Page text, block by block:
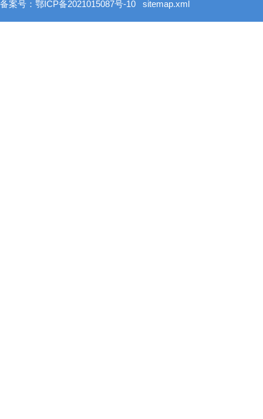
备案号：鄂ICP备2021015087号-10 sitemap.xml